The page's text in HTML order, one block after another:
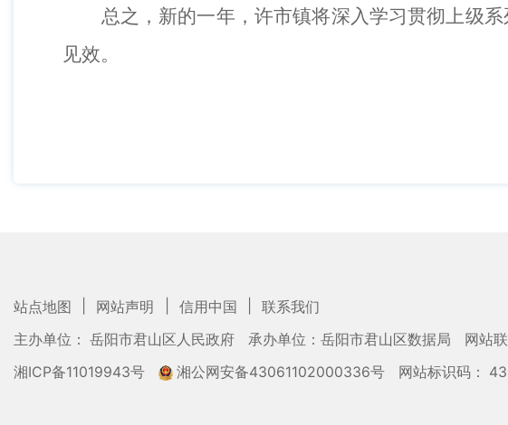
总之，新的一年，许市镇将深入学习贯彻上级
见效。
站点地图 网站声明 信用中国
联系我们
主办单位： 岳阳市君山区人民政府
承办单位：岳阳市君山区数据局
网站
湘ICP备11019943号
湘公网安备43061102000336号
网站标识码：